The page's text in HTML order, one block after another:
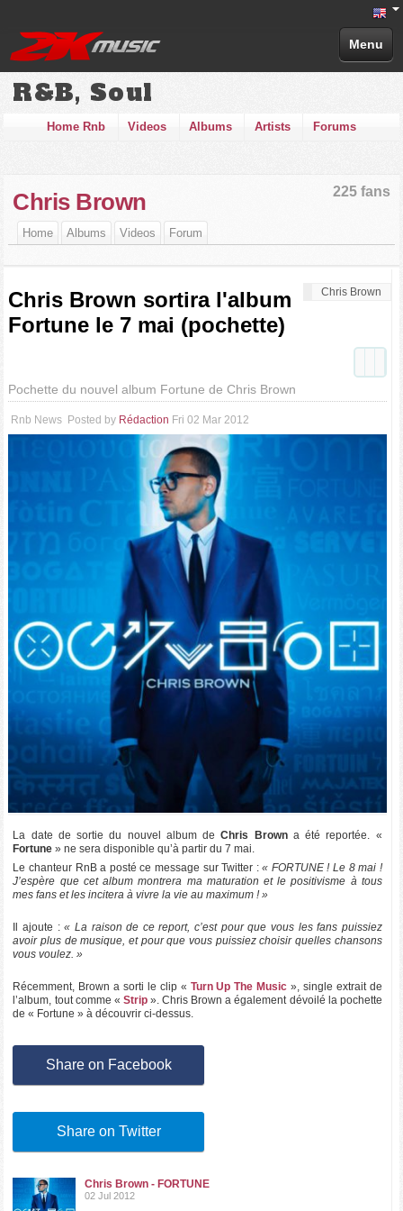
Menu
R&B, Soul
Home Rnb Videos Albums Artists Forums
225 fans
Chris Brown
Home Albums Videos Forum
Chris Brown
Chris Brown sortira l'album
Fortune le 7 mai (pochette)
Pochette du nouvel album Fortune de Chris Brown
Rnb News Posted by Rédaction Fri 02 Mar 2012
La date de sortie du nouvel album deChris Browna été reportée. «
Fortune » ne sera disponible qu’à partir du 7 mai.
Le chanteur RnB a posté ce message sur Twitter :« FORTUNE ! Le 8 mai !
J’espère que cet album montrera ma maturation et le positivisme à tous
mes fans et les incitera à vivre la vie au maximum ! »
Il ajoute :« La raison de ce report, c’est pour que vous les fans puissiez
avoir plus de musique, et pour que vous puissiez choisir quelles chansons
vous voulez. »
Récemment, Brown a sorti le clip « Turn Up The Music », single extrait de
l’album, tout comme « Strip». Chris Brown a également dévoilé la pochette
de « Fortune » à découvrir ci-dessus.
Share on Facebook
Share on Twitter
Chris Brown - FORTUNE
02 Jul 2012